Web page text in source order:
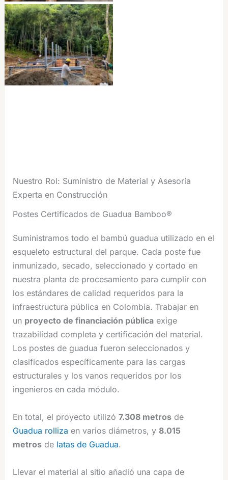
Nuestro Rol: Suministro de Material y Asesoría
Experta en Construcción
Postes Certificados de Guadua Bamboo®
Suministramos todo el bambú guadua utilizado en el
esqueleto estructural del parque. Cada poste fue
inmunizado, secado, seleccionado y cortado en
nuestra planta de procesamiento para cumplir con
los estándares de calidad requeridos para la
infraestructura pública en Colombia. Trabajar en
un proyecto de financiación pública exige
trazabilidad completa y certificación del material.
Los postes de guadua fueron seleccionados y
clasificados específicamente para las cargas
estructurales y los vanos requeridos por los
ingenieros en cada módulo.
En total, el proyecto utilizó 7.308 metros de
Guadua rolliza en varios diámetros, y 8.015
metros de latas de Guadua.
Llevar el material al sitio añadió una capa de